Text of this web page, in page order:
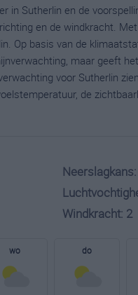
in Sutherlin en de
en de windkracht.
Op basis van de
maar geeft
voor Sutherlin
de
Neerslagkans:
Windkracht: 2
wo do